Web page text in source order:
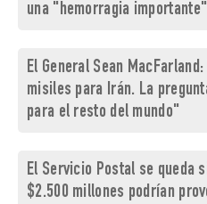
una "hemorragia importante"
El General Sean
misiles para Irán. La
para el resto del mundo"
El Servicio Postal se queda
$2.500 millones podrían